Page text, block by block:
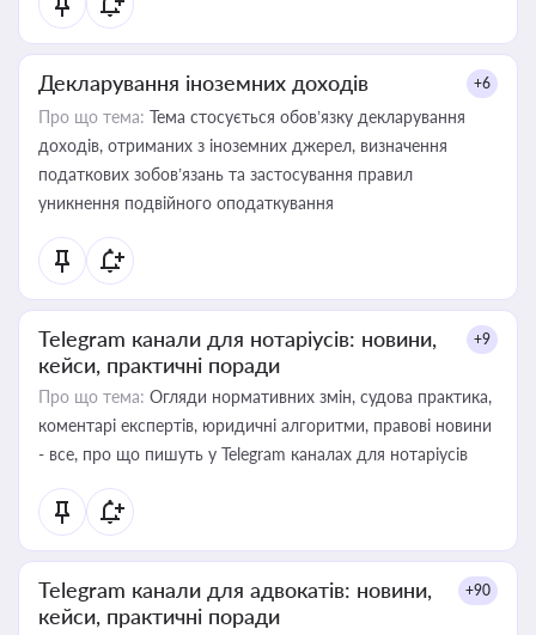
Декларування іноземних доходів +6
Про що тема: Тема стосується обов’язку декларування
доходів, отриманих з іноземних джерел, визначення
податкових зобов’язань та застосування правил
уникнення подвійного оподаткування
Telegram канали для нотаріусів: новини,
кейси, практичні поради
+9
Про що тема: Огляди нормативних змін, судова практика,
коментарі експертів, юридичні алгоритми, правові новини
- все, про що пишуть у Telegram каналах для нотаріусів
Telegram канали для адвокатів: новини,
кейси, практичні поради
+90